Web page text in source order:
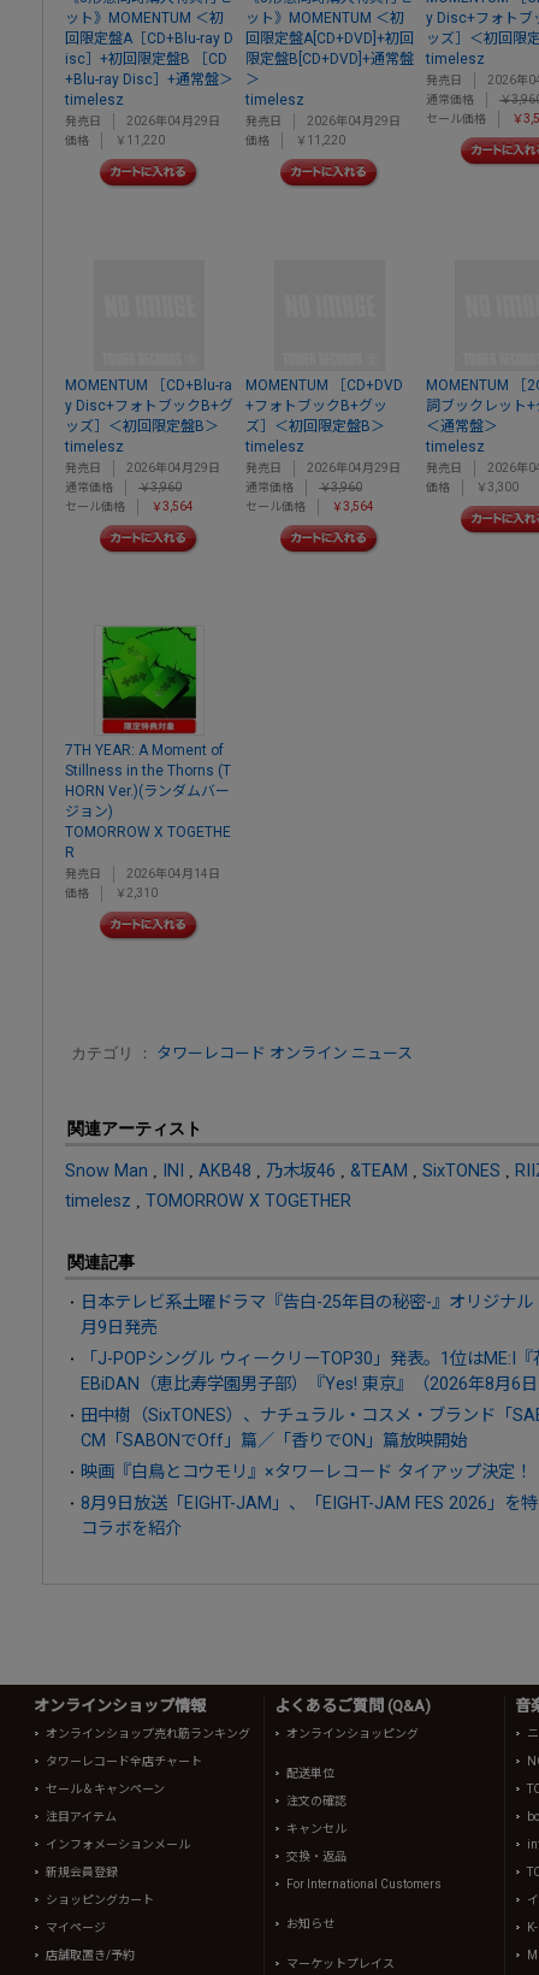
ット》MOMENTUM ＜初
回限定盤A［CD+Blu-ray D
isc］+初回限定盤B ［CD
+Blu-ray Disc］+通常盤＞
timelesz
発売日
2026年04月29日
価格
￥11,220
ット》MOMENTUM ＜初
回限定盤A[CD+DVD]+初回
限定盤B[CD+DVD]+通常盤
＞
timelesz
発売日
2026年04月29日
価格
￥11,220
y Disc+フォトブ
ッズ］＜初回限
timelesz
発売日
2026年
通常価格
￥
セール価格
￥
MOMENTUM ［CD+Blu-ra
y Disc+フォトブックB+グ
ッズ］＜初回限定盤B＞
timelesz
発売日
2026年04月29日
通常価格
￥3,960
セール価格
￥3,564
MOMENTUM ［CD+DVD
+フォトブックB+グッ
ズ］＜初回限定盤B＞
timelesz
発売日
2026年04月29日
通常価格
￥3,960
セール価格
￥3,564
MOMENTUM ［
詞ブックレット
＜通常盤＞
timelesz
発売日
2026年
価格
￥3,300
7TH YEAR: A Moment of
Stillness in the Thorns (T
HORN Ver.)(ランダムバー
ジョン)
TOMORROW X TOGETHE
R
発売日
2026年04月14日
価格
￥2,310
カテゴリ ： タワーレコード オンライン ニュース
関連アーティスト
Snow Man , INI , AKB48 , 乃木坂46 , &TEAM , SixTONES ,
timelesz , TOMORROW X TOGETHER
関連記事
日本テレビ系土曜ドラマ『告白-25年目の秘密-』オリジナ
月9日発売
「J-POPシングル ウィークリーTOP30」発表。1位はME:I
EBiDAN（恵比寿学園男子部）『Yes! 東京』（2026年8月6
田中樹（SixTONES）、ナチュラル・コスメ・ブランド「
CM「SABONでOff」篇／「香りでON」篇放映開始
映画『白鳥とコウモリ』×タワーレコード タイアップ決定！
8月9日放送「EIGHT-JAM」、「EIGHT-JAM FES 2026」を
コラボを紹介
オンラインショップ情報
オンラインショップ売れ筋ランキング
タワーレコード全店チャート
セール＆キャンペーン
注目アイテム
インフォメーションメール
新規会員登録
ショッピングカート
マイページ
店舗取置き/予約
よくあるご質問 (Q&A)
オンラインショッピング
配送単位
注文の確認
キャンセル
交換・返品
For International Customers
お知らせ
マーケットプレイス
音